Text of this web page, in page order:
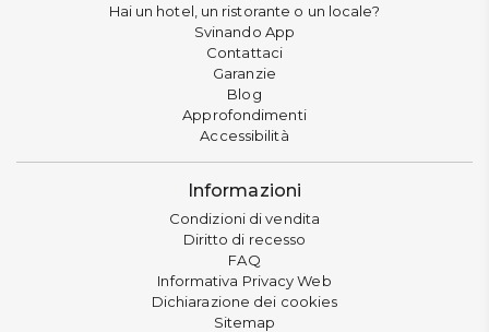
Hai un hotel, un ristorante o un locale?
Svinando App
Contattaci
Garanzie
Blog
Approfondimenti
Accessibilità
Informazioni
Condizioni di vendita
Diritto di recesso
FAQ
Informativa Privacy Web
Dichiarazione dei cookies
Sitemap